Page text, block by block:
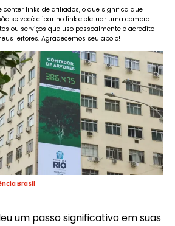
conter links de afiliados, o que significa que
se você clicar no link e efetuar uma compra.
ou serviços que uso pessoalmente e acredito
leitores. Agradecemos seu apoio!
Brasil
um passo significativo em suas